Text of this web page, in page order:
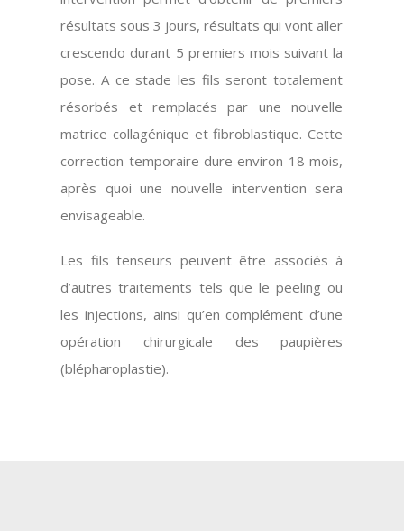
résultats sous 3 jours, résultats qui vont aller
crescendo durant 5 premiers mois suivant la
pose. A ce stade les fils seront totalement
résorbés et remplacés par une nouvelle
matrice collagénique et fibroblastique. Cette
correction temporaire dure environ 18 mois,
après quoi une nouvelle intervention sera
envisageable.
Les fils tenseurs peuvent être associés à
d’autres traitements tels que le peeling ou
les injections, ainsi qu’en complément d’une
opération chirurgicale des paupières
(blépharoplastie).